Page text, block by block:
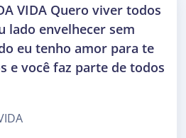
VIDA Quero viver todos
lado envelhecer sem
eu tenho amor para te
e você faz parte de todos